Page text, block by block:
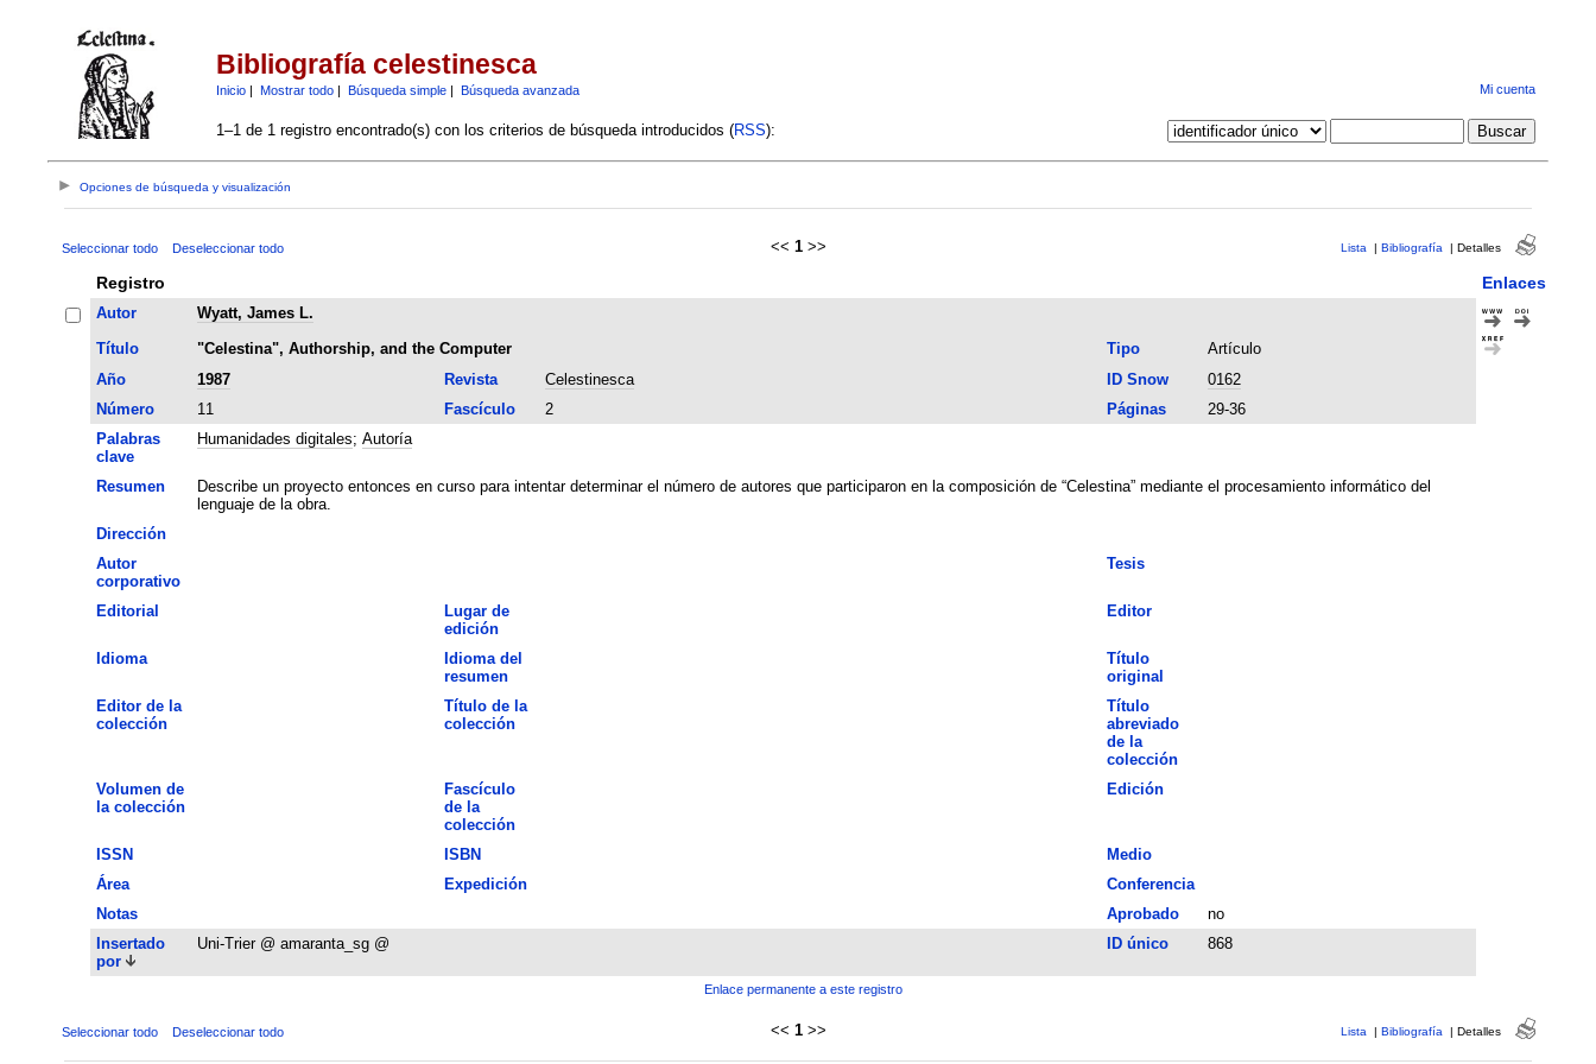
Bibliografía celestinesca
Inicio| Mostrar todo| Búsqueda simple| Búsqueda avanzada Mi cuenta
1–1 de 1 registro encontrado(s) con los criterios de búsqueda introducidos (RSS):
Opciones de búsqueda y visualización
Seleccionar todo Deseleccionar todo << 1 >> Lista | Bibliografía | Detalles
Registro Enlaces
Autor
Wyatt, James L.
Título
"Celestina", Authorship, and the Computer Tipo
Artículo
Año
1987 Revista Celestinesca ID Snow
0162
Número
11 Fascículo 2 Páginas
29-36
Palabras
clave
Humanidades digitales; Autoría
Resumen
Describe un proyecto entonces en curso para intentar determinar el número de autores que participaron en la composición de “Celestina” mediante el procesamiento informático del
lenguaje de la obra.
Dirección
Autor
corporativo
Tesis
Editorial
Lugar de
edición
Editor
Idioma
Idioma del
resumen
Título
original
Editor de la
colección
Título de la
colección
Título
abreviado
de la
colección
Volumen de
la colección
Fascículo
de la
colección
Edición
ISSN ISBN
Medio
Área
Expedición
Conferencia
Notas
Aprobado
no
Insertado
por
Uni-Trier @ amaranta_sg @ ID único 868
Enlace permanente a este registro
Seleccionar todo Deseleccionar todo << 1 >> Lista | Bibliografía | Detalles